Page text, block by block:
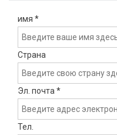
имя *
Страна
Эл. почта *
Тел.